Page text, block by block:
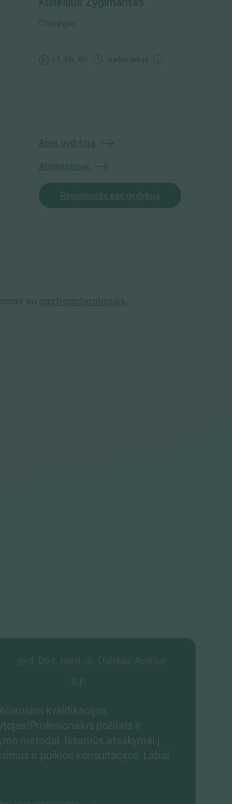
Chirurgas
LT, EN, RU Darbo laikas
Apie gydytoją
Atsiliepimai
Registruotis pas gydytoją
su gastroenterologais ,
S.P.
kvalifikacijos
požiūris ir
metodai. Išsamūs atsakymai į
ir puikios konsultacijos. Labai